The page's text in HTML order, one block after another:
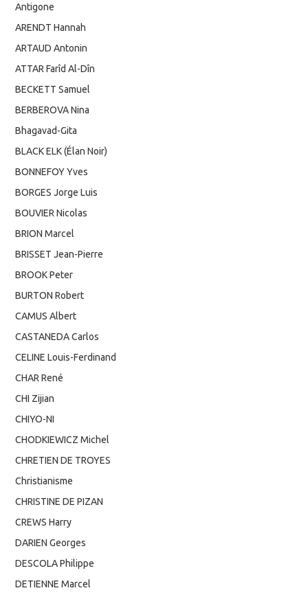
Antigone
ARENDT Hannah
ARTAUD Antonin
ATTAR Farîd Al-Dîn
BECKETT Samuel
BERBEROVA Nina
Bhagavad-Gita
BLACK ELK (Élan Noir)
BONNEFOY Yves
BORGES Jorge Luis
BOUVIER Nicolas
BRION Marcel
BRISSET Jean-Pierre
BROOK Peter
BURTON Robert
CAMUS Albert
CASTANEDA Carlos
CELINE Louis-Ferdinand
CHAR René
CHI Zijian
CHIYO-NI
CHODKIEWICZ Michel
CHRETIEN DE TROYES
Christianisme
CHRISTINE DE PIZAN
CREWS Harry
DARIEN Georges
DESCOLA Philippe
DETIENNE Marcel